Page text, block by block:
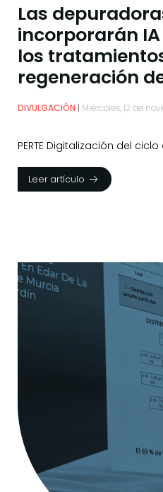
Las
incorporarán
los
regeneración
DIVULGACIÓN Miércoles, 12 de
PERTE Digitalización del
Leer artículo